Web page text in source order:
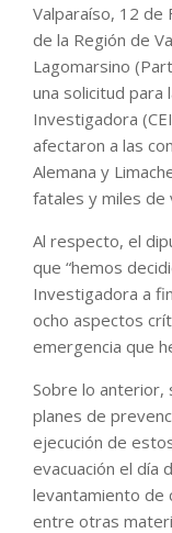
Valparaíso, 12
de la Región de
Lagomarsino
una solicitud para
Investigadora
afectaron a las
Alemana y
fatales y miles de
Al respecto, el
que “hemos
Investigadora a
ocho aspectos
emergencia que
Sobre lo anterior,
planes de
ejecución de
evacuación el día
levantamiento de
entre otras